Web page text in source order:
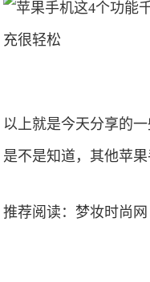
以上就是今天分享的
是不是知道，其他苹果
推荐阅读： 梦妆时尚网